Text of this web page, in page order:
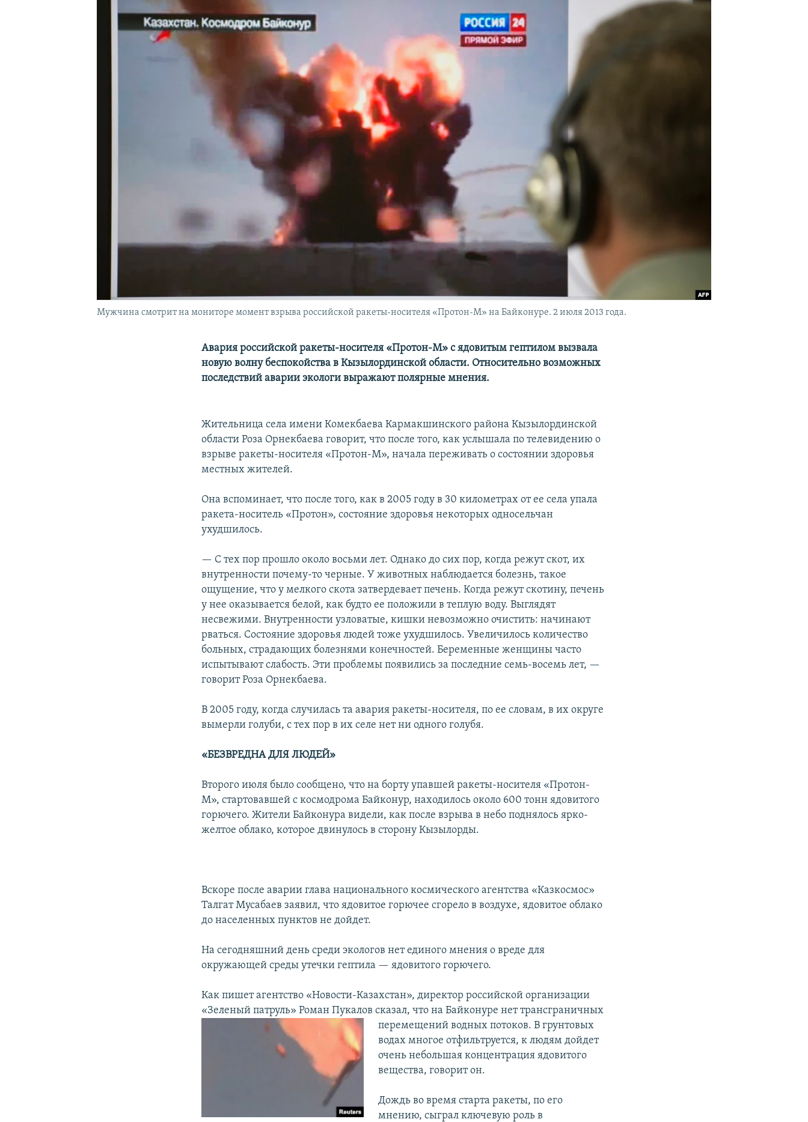
Мужчина смотрит на мониторе момент взрыва российской ракеты-носителя «Протон-М» на Байконуре. 2 июля 2013 года.
Авария российской ракеты-носителя «Протон-М» с ядовитым гептилом вызвала
новую волну беспокойства в Кызылординской области. Относительно возможных
последствий аварии экологи выражают полярные мнения.
Жительница села имени Комекбаева Кармакшинского района Кызылординской
области Роза Орнекбаева говорит, что после того, как услышала по телевидению о
взрыве ракеты-носителя «Протон-М», начала переживать о состоянии здоровья
местных жителей.
Она вспоминает, что после того, как в 2005 году в 30 километрах от ее села упала
ракета-носитель «Протон», состояние здоровья некоторых односельчан
ухудшилось.
— С тех пор прошло около восьми лет. Однако до сих пор, когда режут скот, их
внутренности почему-то черные. У животных наблюдается болезнь, такое
ощущение, что у мелкого скота затвердевает печень. Когда режут скотину, печень
у нее оказывается белой, как будто ее положили в теплую воду. Выглядят
несвежими. Внутренности узловатые, кишки невозможно очистить: начинают
рваться. Состояние здоровья людей тоже ухудшилось. Увеличилось количество
больных, страдающих болезнями конечностей. Беременные женщины часто
испытывают слабость. Эти проблемы появились за последние семь-восемь лет, —
говорит Роза Орнекбаева.
В 2005 году, когда случилась та авария ракеты-носителя, по ее словам, в их округе
вымерли голуби, с тех пор в их селе нет ни одного голубя.
«БЕЗВРЕДНА ДЛЯ ЛЮДЕЙ»
Второго июля было сообщено, что на борту упавшей ракеты-носителя «Протон-
М», стартовавшей с космодрома Байконур, находилось около 600 тонн ядовитого
горючего. Жители Байконура видели, как после взрыва в небо поднялось ярко-
желтое облако, которое двинулось в сторону Кызылорды.
Вскоре после аварии глава национального космического агентства «Казкосмос»
Талгат Мусабаев заявил, что ядовитое горючее сгорело в воздухе, ядовитое облако
до населенных пунктов не дойдет.
На сегодняшний день среди экологов нет единого мнения о вреде для
окружающей среды утечки гептила — ядовитого горючего.
Как пишет агентство «Новости-Казахстан», директор российской организации
«Зеленый патруль» Роман Пукалов сказал, что на Байконуре нет трансграничных
перемещений водных потоков. В грунтовых
водах многое отфильтруется, к людям дойдет
очень небольшая концентрация ядовитого
вещества, говорит он.
Дождь во время старта ракеты, по его
мнению, сыграл ключевую роль в